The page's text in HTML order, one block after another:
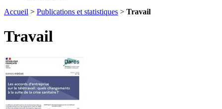
Accueil > Publications et statistiques > Travail
Travail